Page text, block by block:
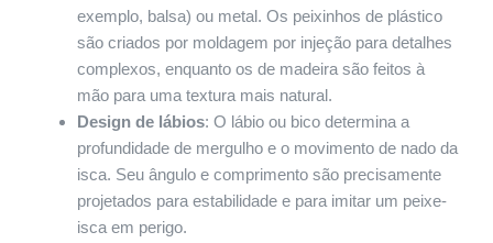
exemplo, balsa) ou metal. Os peixinhos de plástico
são criados por moldagem por injeção para detalhes
complexos, enquanto os de madeira são feitos à
mão para uma textura mais natural.
Design de lábios: O lábio ou bico determina a
profundidade de mergulho e o movimento de nado da
isca. Seu ângulo e comprimento são precisamente
projetados para estabilidade e para imitar um peixe-
isca em perigo.